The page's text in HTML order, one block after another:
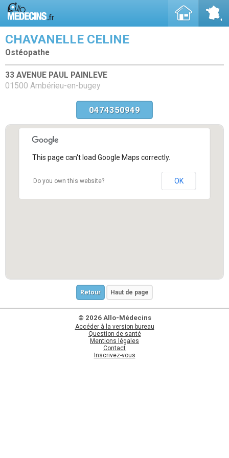
CHAVANELLE CELINE
Ostéopathe
33 AVENUE PAUL PAINLEVE
01500 Ambérieu-en-bugey
0474350949
This page can't load Google Maps correctly.
Do you own this website? OK
Retour Haut de page
© 2026 Allo-Médecins
Accéder à la version bureau
Question de santé
Mentions légales
Contact
Inscrivez-vous